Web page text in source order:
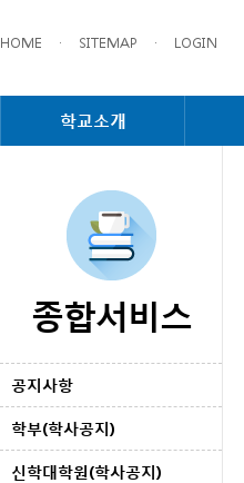
HOME · SITEMAP · LOGIN
학교소개
종합서비스
공지사항
학부(학사공지)
신학대학원(학사공지)